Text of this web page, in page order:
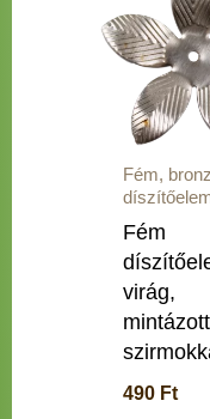
Fém, bronz
Fém
virág,
mintázott
490 Ft